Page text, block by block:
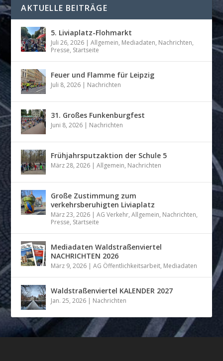
AKTUELLE BEITRÄGE
5. Liviaplatz-Flohmarkt
Juli 26, 2026 |Allgemein, Mediadaten, Nachrichten,
Presse, Startseite
Feuer und Flamme für Leipzig
Juli 8, 2026 | Nachrichten
31. Großes Funkenburgfest
Juni 8, 2026 | Nachrichten
Frühjahrsputzaktion der Schule 5
März 28, 2026 |Allgemein, Nachrichten
Große Zustimmung zum
verkehrsberuhigten Liviaplatz
März 23, 2026 |AG Verkehr,Allgemein, Nachrichten,
Presse, Startseite
Mediadaten Waldstraßenviertel
NACHRICHTEN 2026
März 9, 2026 |AG Öffentlichkeitsarbeit, Mediadaten
Waldstraßenviertel KALENDER 2027
Jan. 25, 2026 | Nachrichten